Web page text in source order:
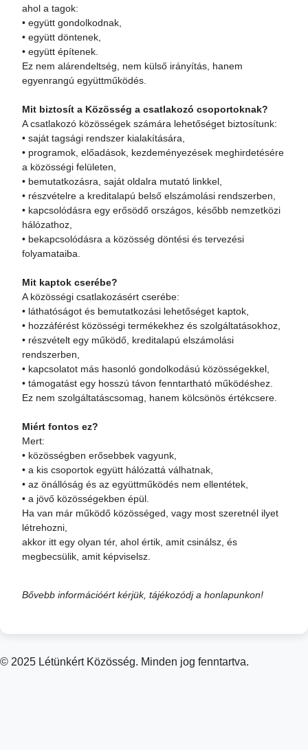
ahol a tagok:
• együtt gondolkodnak,
• együtt döntenek,
• együtt építenek.
Ez nem alárendeltség, nem külső irányítás, hanem
egyenrangú együttműködés.
Mit biztosít a Közösség a csatlakozó csoportoknak?
A csatlakozó közösségek számára lehetőséget biztosítunk:
• saját tagsági rendszer kialakítására,
• programok, előadások, kezdeményezések meghirdetésére
a közösségi felületen,
• bemutatkozásra, saját oldalra mutató linkkel,
• részvételre a kreditalapú belső elszámolási rendszerben,
• kapcsolódásra egy erősödő országos, később nemzetközi
hálózathoz,
• bekapcsolódásra a közösség döntési és tervezési
folyamataiba.
Mit kaptok cserébe?
A közösségi csatlakozásért cserébe:
• láthatóságot és bemutatkozási lehetőséget kaptok,
• hozzáférést közösségi termékekhez és szolgáltatásokhoz,
• részvételt egy működő, kreditalapú elszámolási
rendszerben,
• kapcsolatot más hasonló gondolkodású közösségekkel,
• támogatást egy hosszú távon fenntartható működéshez.
Ez nem szolgáltatáscsomag, hanem kölcsönös értékcsere.
Miért fontos ez?
Mert:
• közösségben erősebbek vagyunk,
• a kis csoportok együtt hálózattá válhatnak,
• az önállóság és az együttműködés nem ellentétek,
• a jövő közösségekben épül.
Ha van már működő közösséged, vagy most szeretnél ilyet
létrehozni,
akkor itt egy olyan tér, ahol értik, amit csinálsz, és
megbecsülik, amit képviselsz.
Bővebb információért kérjük, tájékozódj a honlapunkon!
© 2025 Létünkért Közösség. Minden jog fenntartva.